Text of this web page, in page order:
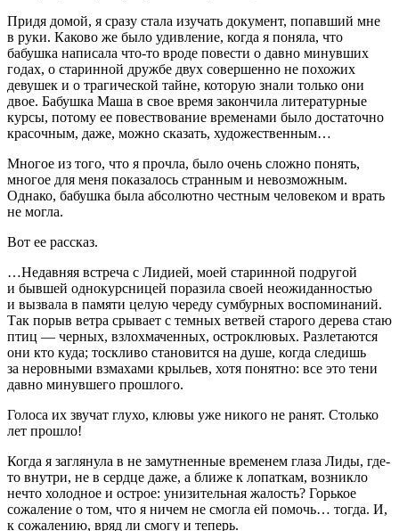
Придя домой, я сразу стала изучать документ, попавший мне
в руки. Каково же было удивление, когда я поняла, что
бабушка написала что-то вроде повести о давно минувших
годах, о старинной дружбе двух совершенно не похожих
девушек и о трагической тайне, которую знали только они
двое. Бабушка Маша в свое время закончила литературные
курсы, потому ее повествование временами было достаточно
красочным, даже, можно сказать, художественным…
Многое из того, что я прочла, было очень сложно понять,
многое для меня показалось странным и невозможным.
Однако, бабушка была абсолютно честным человеком и врать
не могла.
Вот ее рассказ.
…Недавняя встреча с Лидией, моей старинной подругой
и бывшей однокурсницей поразила своей неожиданностью
и вызвала в памяти целую череду сумбурных воспоминаний.
Так порыв ветра срывает с темных ветвей старого дерева стаю
птиц — черных, взлохмаченных, остроклювых. Разлетаются
они кто куда; тоскливо становится на душе, когда следишь
за неровными взмахами крыльев, хотя понятно: все это тени
давно минувшего прошлого.
Голоса их звучат глухо, клювы уже никого не ранят. Столько
лет прошло!
Когда я заглянула в не замутненные временем глаза Лиды, где-
то внутри, не в сердце даже, а ближе к лопаткам, возникло
нечто холодное и острое: унизительная жалость? Горькое
сожаление о том, что я ничем не смогла ей помочь… тогда. И,
к сожалению, вряд ли смогу и теперь.